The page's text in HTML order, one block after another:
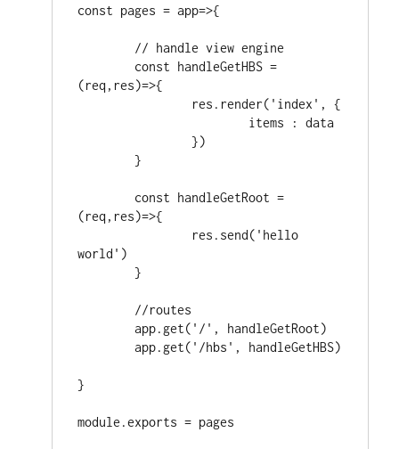
const pages = app=>{
(req,res)=>{
		})
	}
(req,res)=>{
world')
	}
	app.get('/', handleGetRoot)
	app.get('/hbs', handleGetHBS)
}
module.exports = pages